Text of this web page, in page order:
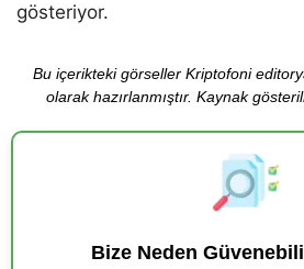
gösteriyor.
Bu içerikteki görseller Kriptofoni
olarak hazırlanmıştır. Kaynak
Bize Neden